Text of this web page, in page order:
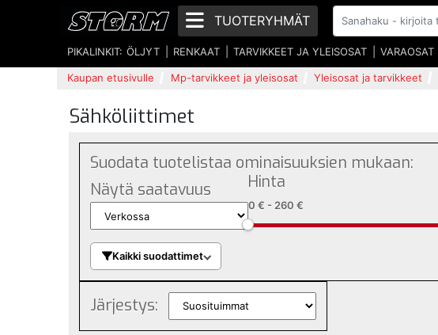
TUOTERYHMÄT
PIKALINKIT: ÖLJYT RENKAAT TARVIKKEET JA YLEISOSAT VARAOSAT
Kaupan etusivulle Mp-tarvikkeet ja yleisosat Yleisosat ja tarvikkeet
Sähköliittimet
Suodata tuotelistaa ominaisuuksien mukaan:
Näytä saatavuus Hinta
0 € - 260 €
Kaikki suodattimet
Järjestys: